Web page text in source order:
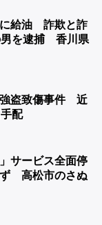
に給油 詐欺と詐
男を逮捕 香川県
強盗致傷事件 近
配
サービス全面停
高松市のさぬ